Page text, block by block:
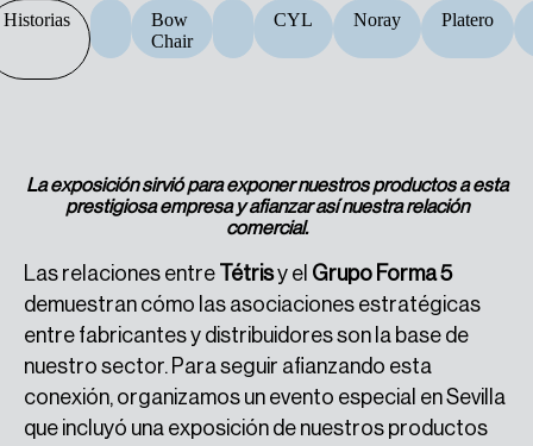
Historias
Bow
Chair
CYL Noray Platero
La exposición sirvió para exponer nuestros productos a esta
prestigiosa empresa y afianzar así nuestra relación
comercial.
Las relaciones entre Tétrisy el Grupo Forma 5
demuestran cómo las asociaciones estratégicas
entre fabricantes y distribuidores son la base de
nuestro sector. Para seguir afianzando esta
conexión, organizamos un evento especial en Sevilla
que incluyó una exposición de nuestros productos